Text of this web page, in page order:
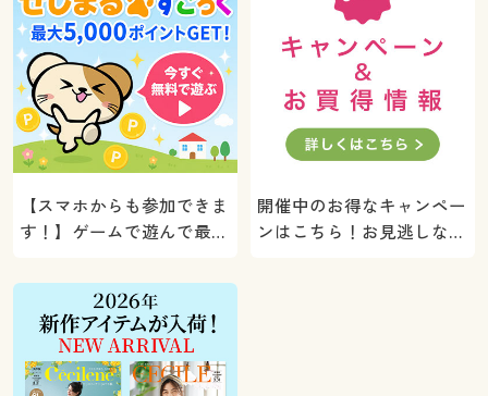
【スマホからも参加できま
す！】ゲームで遊んで最大
ト！
開催中のお得なキャンペー
ンはこちら！お見逃しな